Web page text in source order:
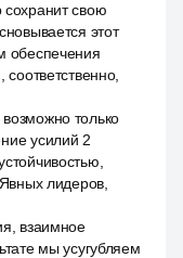
свою
этот
обеспечения
только
усилий 2
лидеров,
взаимное
мы усугубляем